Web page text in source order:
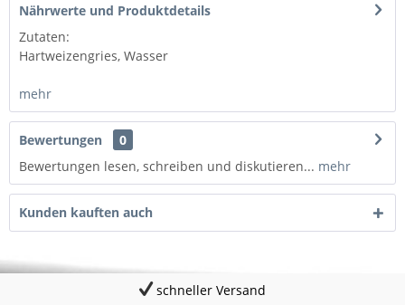
Nährwerte und Produktdetails
Zutaten:
Hartweizengries, Wasser
mehr
Bewertungen
0
Bewertungen lesen, schreiben und diskutieren... mehr
Kunden kauften auch
schneller Versand